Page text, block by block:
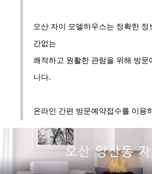
오산 자이 모델하우스는 정확한 정
간없는
쾌적하고 원활한 관람을 위해 방문
니다.
온라인 간편 방문예약접수를 이용
오산 양산동